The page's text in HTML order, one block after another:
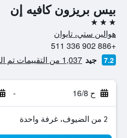
بيس بريزون كافيه إن
3 نجوم
هوالين ستي، تايوان
+886 902 336 511
7.2 جيد 1,037 من التقييمات تم التحقق منها
ح 16/8 -
2 من الضيوف، غرفة واحدة